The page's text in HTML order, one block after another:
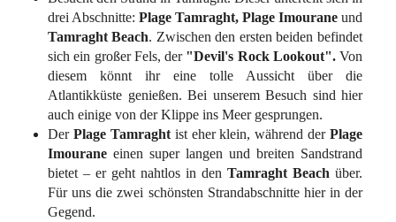
drei Abschnitte: Plage Tamraght, Plage Imourane und
Tamraght Beach. Zwischen den ersten beiden befindet
sich ein großer Fels, der "Devil's Rock Lookout". Von
diesem könnt ihr eine tolle Aussicht über die
Atlantikküste genießen. Bei unserem Besuch sind hier
auch einige von der Klippe ins Meer gesprungen.
Der Plage Tamraghtist eher klein, während der Plage
Imourane einen super langen und breiten Sandstrand
bietet – er geht nahtlos in den Tamraght Beach über.
Für uns die zwei schönsten Strandabschnitte hier in der
Gegend.